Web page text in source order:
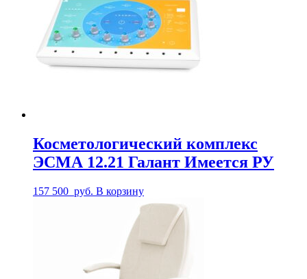
Косметологический комплекс
ЭСМА 12.21 Галант Имеется РУ
157 500 руб. В корзину